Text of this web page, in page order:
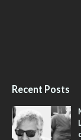
Recent Posts